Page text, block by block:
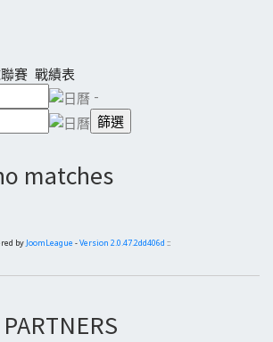
賽 戰績表
-
matches
by JoomLeague -Version 2.0.47.2dd406d ::